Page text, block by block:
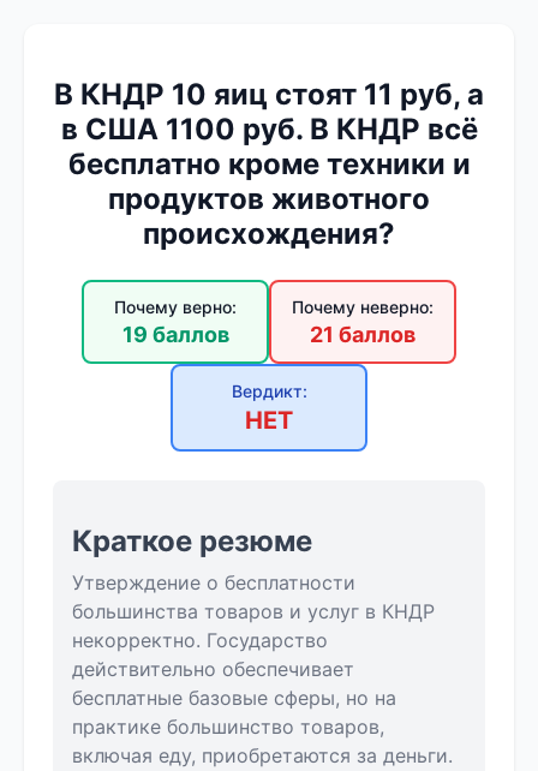
В КНДР 10 яиц стоят 11 руб, а
в США 1100 руб. В КНДР всё
бесплатно кроме техники и
продуктов животного
происхождения?
Почему верно:
19 баллов
Почему неверно:
21 баллов
Вердикт:
НЕТ
Краткое резюме
Утверждение о бесплатности
большинства товаров и услуг в КНДР
некорректно. Государство
действительно обеспечивает
бесплатные базовые сферы, но на
практике большинство товаров,
включая еду, приобретаются за деньги.